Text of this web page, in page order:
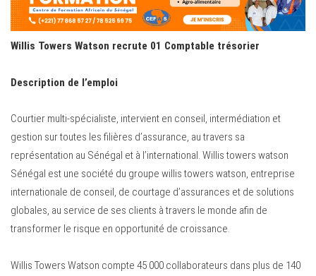
Willis Towers Watson recrute 01 Comptable trésorier
Description de l’emploi
Courtier multi-spécialiste, intervient en conseil, intermédiation et
gestion sur toutes les filières d’assurance, au travers sa
représentation au Sénégal et à l’international. Willis towers watson
Sénégal est une société du groupe willis towers watson, entreprise
internationale de conseil, de courtage d’assurances et de solutions
globales, au service de ses clients à travers le monde afin de
transformer le risque en opportunité de croissance.
Willis Towers Watson compte 45 000 collaborateurs dans plus de 140